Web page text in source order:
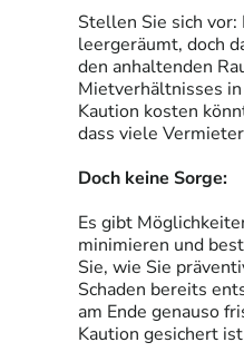
Stellen Sie sich
leergeräumt, doch
den anhaltenden
Mietverhältnisses
Kaution kosten
dass viele
Doch keine Sorge:
Es gibt
minimieren und
Sie, wie Sie
Schaden bereits
am Ende genauso
Kaution gesichert